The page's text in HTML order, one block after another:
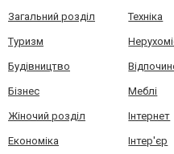
Загальний розділ Техніка
Туризм
Будівництво
Бізнес Меблі
Жіночий розділ Інтернет
Економіка Інтер'єр